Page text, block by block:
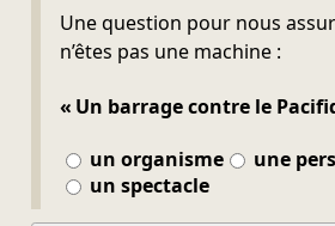
Une question pour nous
n’êtes pas une machine :
« Un barrage contre le
un organisme
une
un spectacle
Ne pas remplir